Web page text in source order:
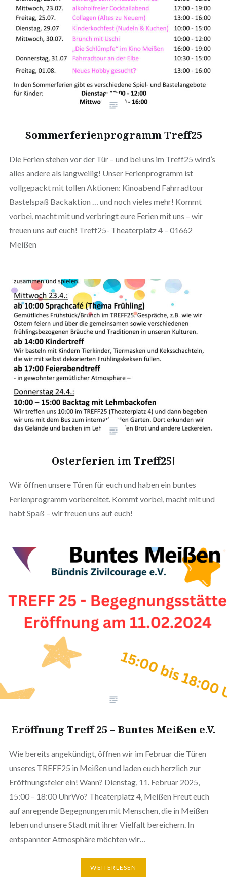
Sommerferienprogramm Treff25
Die Ferien stehen vor der Tür – und bei uns im Treff25 wird’s
alles andere als langweilig! Unser Ferienprogramm ist
vollgepackt mit tollen Aktionen: Kinoabend Fahrradtour
Bastelspaß Backaktion … und noch vieles mehr! Kommt
vorbei, macht mit und verbringt eure Ferien mit uns – wir
freuen uns auf euch! Treff25- Theaterplatz 4 – 01662
Meißen
Osterferien im Treff25!
Wir öffnen unsere Türen für euch und haben ein buntes
Ferienprogramm vorbereitet. Kommt vorbei, macht mit und
habt Spaß – wir freuen uns auf euch!
Eröffnung Treff 25 – Buntes Meißen e.V.
Wie bereits angekündigt, öffnen wir im Februar die Türen
unseres TREFF25 in Meißen und laden euch herzlich zur
Eröffnungsfeier ein! Wann? Dienstag, 11. Februar 2025,
15:00 – 18:00 UhrWo? Theaterplatz 4, Meißen Freut euch
auf anregende Begegnungen mit Menschen, die in Meißen
leben und unsere Stadt mit ihrer Vielfalt bereichern. In
entspannter Atmosphäre möchten wir…
WEITERLESEN